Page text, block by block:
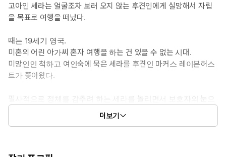
고아인 세라는 얼굴조차 보러 오지 않는 후견인에게 실망해서 자립
을 목표로 여행을 떠났다.
때는 19세기 영국.
미혼의 어린 아가씨 혼자 여행을 하는 건 있을 수 없는 시대.
미망인인 척하고 여인숙에 묵은 세라를 후견인 마커스 레이븐허스
트가 쫓아왔다.
필사적으로 정체를 감추려 하는 세라를 놀리면서 보호자의 눈으
마커스는 소녀답게 순수하고 순진한 그녀의 매력에 포로가 되어 버
더보기